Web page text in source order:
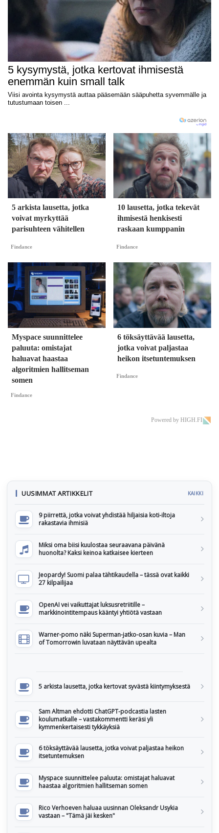
5 arkista lausetta, jotka
voivat myrkyttää
parisuhteen vähitellen
Findance
10 lausetta, jotka tekevät
ihmisestä henkisesti
raskaan kumppanin
Findance
Myspace suunnittelee
paluuta: omistajat
haluavat haastaa
algoritmien hallitseman
somen
Findance
6 töksäyttävää lausetta,
jotka voivat paljastaa
heikon itsetuntemuksen
Findance
Powered by HIGH.FI
UUSIMMAT ARTIKKELIT KAIKKI
9 piirrettä, jotka voivat yhdistää hiljaisia koti-iltoja
rakastavia ihmisiä
Miksi oma biisi kuulostaa seuraavana päivänä
huonolta? Kaksi keinoa katkaisee kierteen
Jeopardy! Suomi palaa tähtikaudella – tässä ovat kaikki
27 kilpailijaa
OpenAI vei vaikuttajat luksusretriitille –
markkinointitempaus kääntyi yhtiötä vastaan
Warner-pomo näki Superman-jatko-osan kuvia – Man
of Tomorrowin luvataan näyttävän upealta
5 arkista lausetta, jotka kertovat syvästä kiintymyksestä
Sam Altman ehdotti ChatGPT-podcastia lasten
koulumatkalle – vastakommentti keräsi yli
kymmenkertaisesti tykkäyksiä
6 töksäyttävää lausetta, jotka voivat paljastaa heikon
itsetuntemuksen
Myspace suunnittelee paluuta: omistajat haluavat
haastaa algoritmien hallitseman somen
Rico Verhoeven haluaa uusinnan Oleksandr Usykia
vastaan – "Tämä jäi kesken"